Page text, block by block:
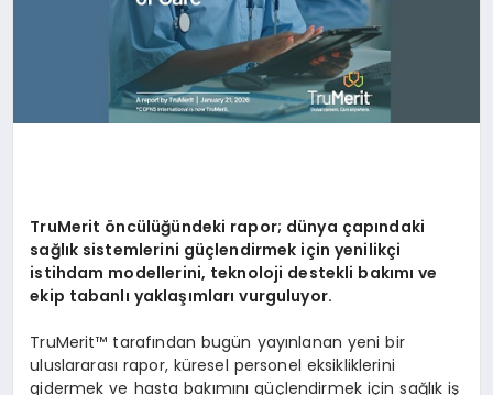
TruMerit öncülüğündeki rapor; dünya çapındaki
sağlık sistemlerini güçlendirmek için yenilikçi
istihdam modellerini, teknoloji destekli bakımı ve
ekip tabanlı yaklaşımları vurguluyor.
TruMerit™ tarafından bugün yayınlanan yeni bir
uluslararası rapor, küresel personel eksikliklerini
gidermek ve hasta bakımını güçlendirmek için sağlık iş